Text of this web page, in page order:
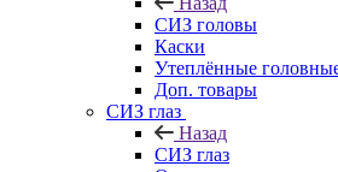
СИЗ головы
Каски
Утеплённые
Доп. товары
СИЗ глаз
Назад
СИЗ глаз